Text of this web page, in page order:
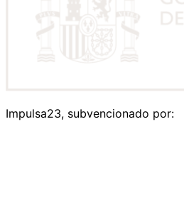
Impulsa23, subvencionado por: